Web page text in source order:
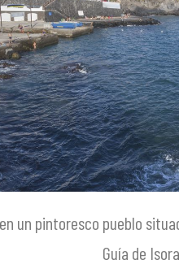
un pintoresco pueblo
Guía de Isora